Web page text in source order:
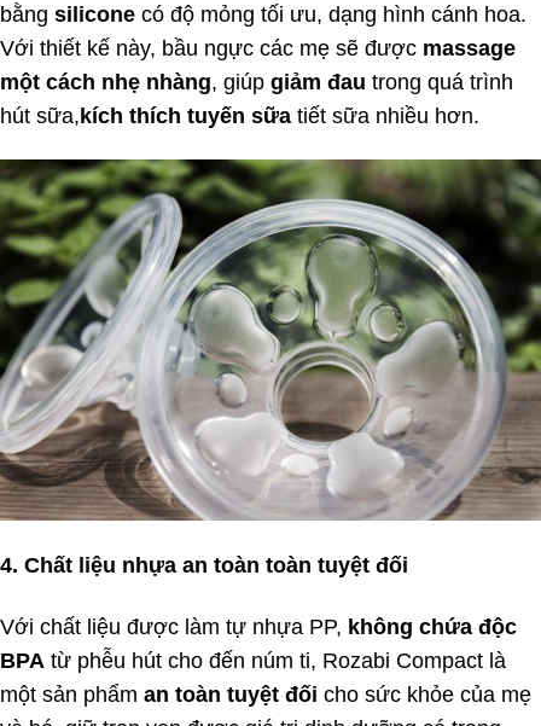
bằng silicone có độ mỏng tối ưu, dạng hình cánh hoa.
Với thiết kế này, bầu ngực các mẹ sẽ được massage
một cách nhẹ nhàng, giúp giảm đau trong quá trình
hút sữa,kích thích tuyến sữa tiết sữa nhiều hơn.
4. Chất liệu nhựa an toàn toàn tuyệt đối
Với chất liệu được làm tự nhựa PP, không chứa độc
BPA từ phễu hút cho đến núm ti, Rozabi Compact là
một sản phẩm an toàn tuyệt đối cho sức khỏe của mẹ